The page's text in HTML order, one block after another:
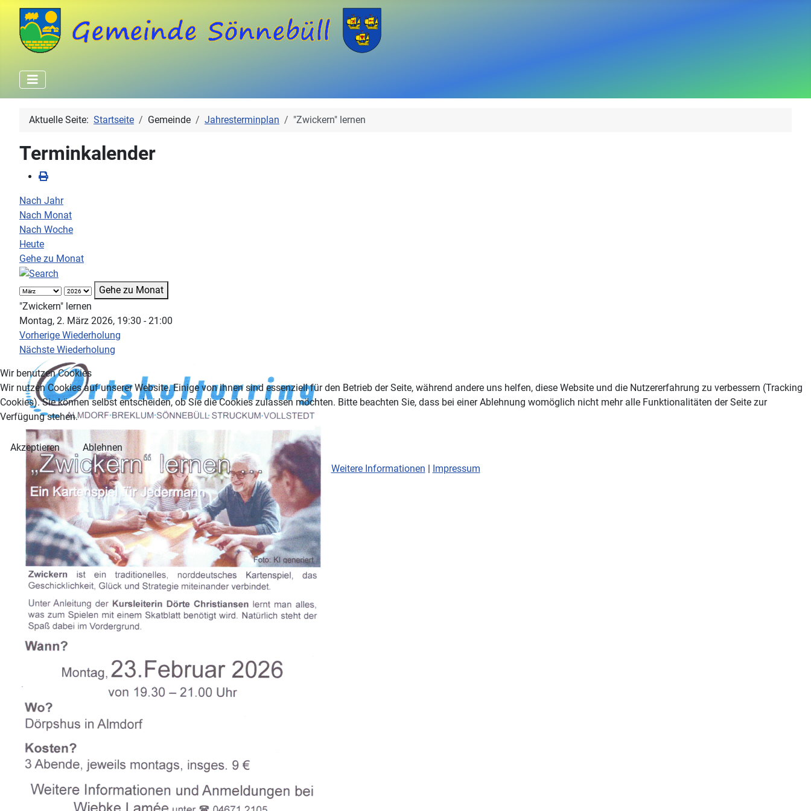
Aktuelle Seite: Startseite Gemeinde Jahresterminplan "Zwickern" lernen
Terminkalender
Nach Jahr
Nach Monat
Nach Woche
Heute
Gehe zu Monat
Gehe zu Monat
"Zwickern" lernen
Montag, 2. März 2026, 19:30 - 21:00
Vorherige Wiederholung
Nächste Wiederholung
Wir benutzen Cookies
Wir nutzen Cookies auf unserer Website. Einige von ihnen sind essenziell für den Betrieb der Seite, während andere uns helfen, diese Website und die Nutzererfahrung zu verbessern (Tracking
Cookies). Sie können selbst entscheiden, ob Sie die Cookies zulassen möchten. Bitte beachten Sie, dass bei einer Ablehnung womöglich nicht mehr alle Funktionalitäten der Seite zur
Verfügung stehen.
Akzeptieren
Ablehnen
Weitere Informationen | Impressum